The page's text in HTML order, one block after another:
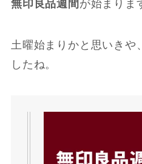
無印良品週間 が始まりま
土曜始まりかと思いきや
したね。